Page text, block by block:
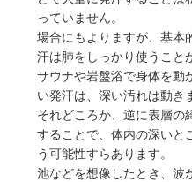
っていません。
場合にもよりますが、基本
汗は肺をしっかり使うこと
サウナや岩盤浴で身体を動
い発汗は、深い汚れは動き
それどころか、逆に表層の
することで、体内の深いと
う可能性すらあります。
池などを想像したとき、波